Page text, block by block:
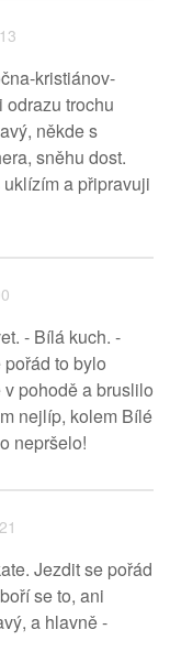
kristiánov-
odrazu trochu
někde s
sněhu dost.
a připravuji
- Bílá kuch. -
to bylo
pohodě a bruslilo
nejlíp, kolem Bílé
nepršelo!
Jezdit se pořád
se to, ani
a hlavně -